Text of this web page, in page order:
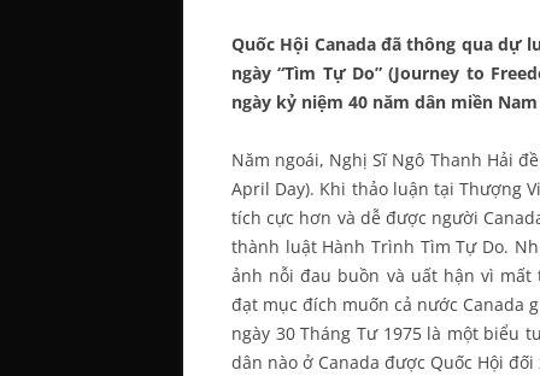
Quốc Hội Canada đã thông qua dự
ngày “Tìm Tự Do” (Journey to
ngày kỷ niệm 40 năm dân miền
Năm ngoái, Nghị Sĩ Ngô Thanh Hải
April Day). Khi thảo luận tại Thượng
tích cực hơn và dễ được người
thành luật Hành Trình Tìm Tự Do.
ảnh nỗi đau buồn và uất hận vì
đạt mục đích muốn cả nước Canada
ngày 30 Tháng Tư 1975 là một biểu
dân nào ở Canada được Quốc Hội